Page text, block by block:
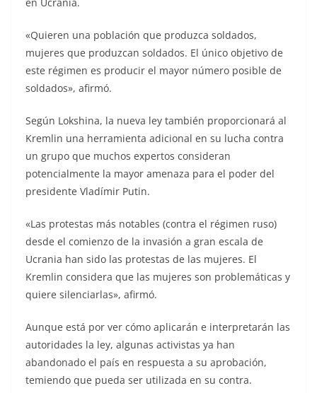
«Quieren una población que produzca soldados,
mujeres que produzcan soldados. El único objetivo de
este régimen es producir el mayor número posible de
soldados», afirmó.
Según Lokshina, la nueva ley también proporcionará al
Kremlin una herramienta adicional en su lucha contra
un grupo que muchos expertos consideran
potencialmente la mayor amenaza para el poder del
presidente Vladímir Putin.
«Las protestas más notables (contra el régimen ruso)
desde el comienzo de la invasión a gran escala de
Ucrania han sido las protestas de las mujeres. El
Kremlin considera que las mujeres son problemáticas y
quiere silenciarlas», afirmó.
Aunque está por ver cómo aplicarán e interpretarán las
autoridades la ley, algunas activistas ya han
abandonado el país en respuesta a su aprobación,
temiendo que pueda ser utilizada en su contra.